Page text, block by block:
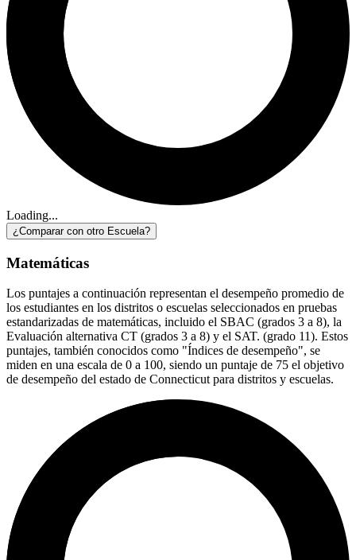
Loading...
¿Comparar con otro Escuela?
Matemáticas
Los puntajes a continuación representan el desempeño promedio de
los estudiantes en los distritos o escuelas seleccionados en pruebas
estandarizadas de matemáticas, incluido el SBAC (grados 3 a 8), la
Evaluación alternativa CT (grados 3 a 8) y el SAT. (grado 11). Estos
puntajes, también conocidos como "Índices de desempeño", se
miden en una escala de 0 a 100, siendo un puntaje de 75 el objetivo
de desempeño del estado de Connecticut para distritos y escuelas.